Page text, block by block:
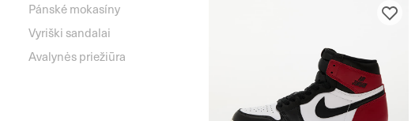
Pánské mokasíny
Vyriški sandalai
Avalynės priežiūra